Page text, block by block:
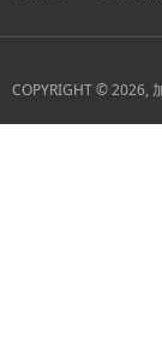
COPYRIGHT © 2026,